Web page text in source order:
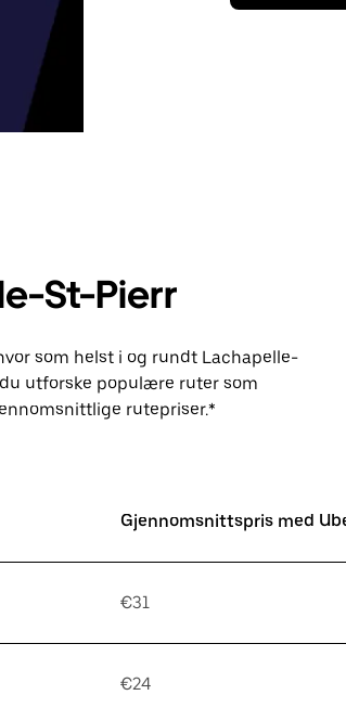
St-Pierr
som helst i og rundt Lachapelle-
utforske populære ruter som
rutepriser.*
Gjennomsnittspris med
€31
€24